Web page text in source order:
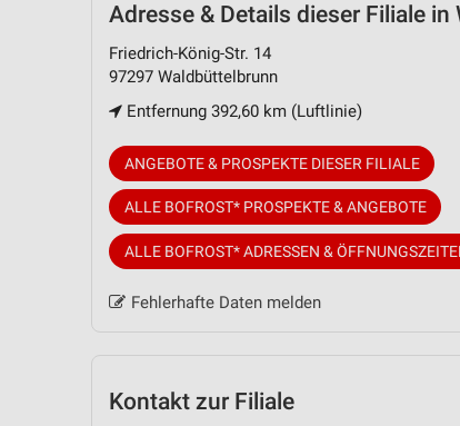
Adresse & Details dieser Filiale in
Friedrich-König-Str. 14
97297 Waldbüttelbrunn
Entfernung 392,60 km (Luftlinie)
ANGEBOTE & PROSPEKTE DIESER FILIALE
ALLE BOFROST* PROSPEKTE & ANGEBOTE
ALLE BOFROST* ADRESSEN &
Fehlerhafte Daten melden
Kontakt zur Filiale